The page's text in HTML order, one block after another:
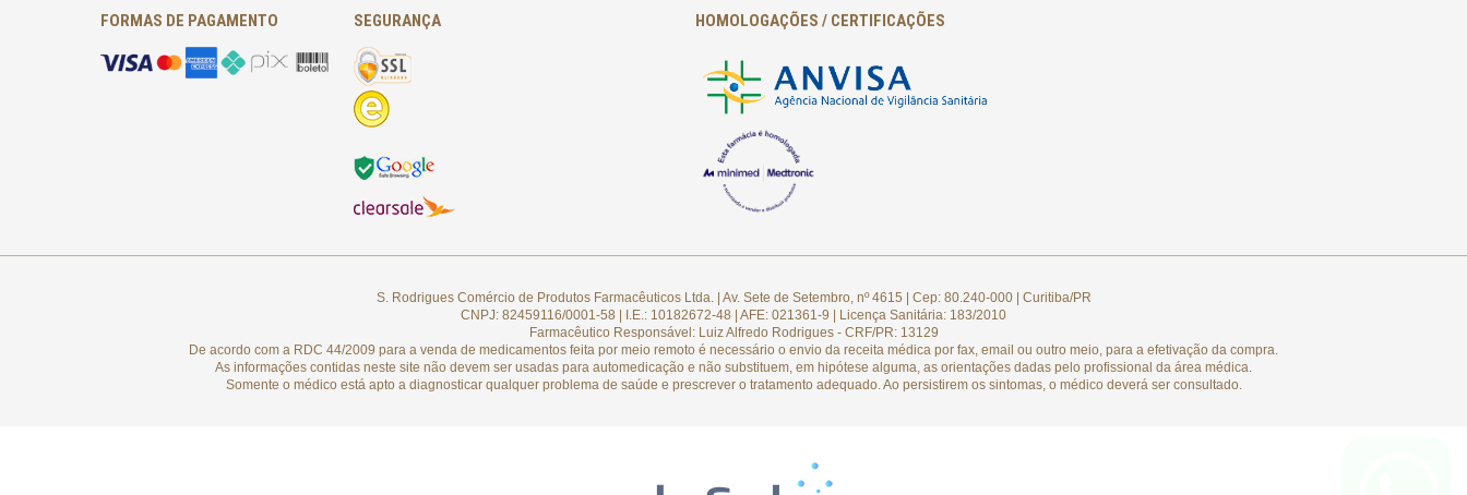
FORMAS DE PAGAMENTO SEGURANÇA HOMOLOGAÇÕES / CERTIFICAÇÕES
S. Rodrigues Comércio de Produtos Farmacêuticos Ltda. | Av. Sete de Setembro, nº 4615 | Cep: 80.240-000 | Curitiba/PR
CNPJ: 82459116/0001-58 | I.E.: 10182672-48 | AFE: 021361-9 | Licença Sanitária: 183/2010
Farmacêutico Responsável: Luiz Alfredo Rodrigues - CRF/PR: 13129
De acordo com a RDC 44/2009 para a venda de medicamentos feita por meio remoto é necessário o envio da receita médica por fax, email ou outro meio, para a efetivação da compra.
As informações contidas neste site não devem ser usadas para automedicação e não substituem, em hipótese alguma, as orientações dadas pelo profissional da área médica.
Somente o médico está apto a diagnosticar qualquer problema de saúde e prescrever o tratamento adequado. Ao persistirem os sintomas, o médico deverá ser consultado.